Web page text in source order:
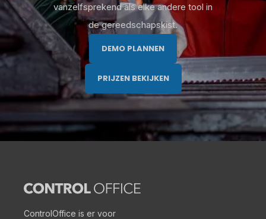
vanzelfsprekend als elke andere tool in
de gereedschapskist.
DEMO PLANNEN
PRIJZEN BEKIJKEN
ControlOffice is er voor